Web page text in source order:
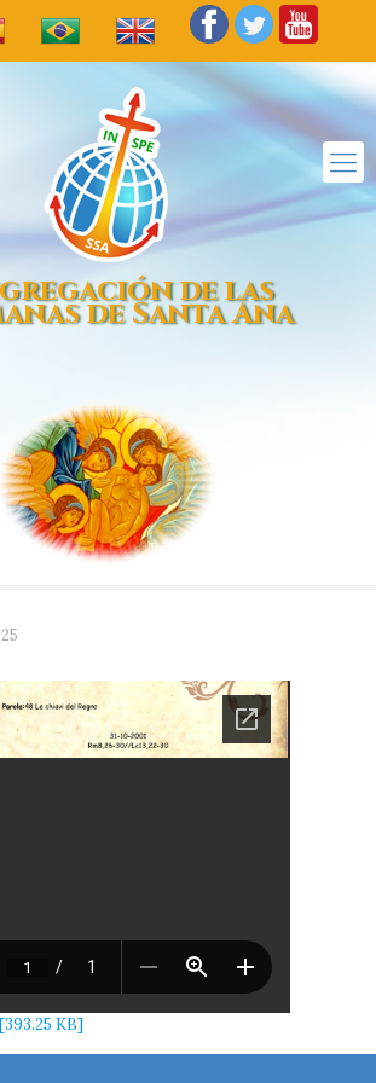
de las
de Santa Ana
KB]